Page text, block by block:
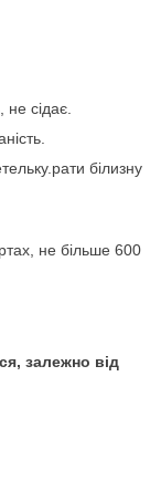
сідає.
білизну
не більше 600
залежно від